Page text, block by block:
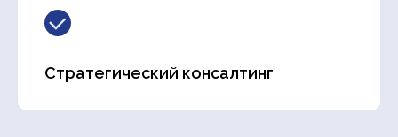
Стратегический консалтинг